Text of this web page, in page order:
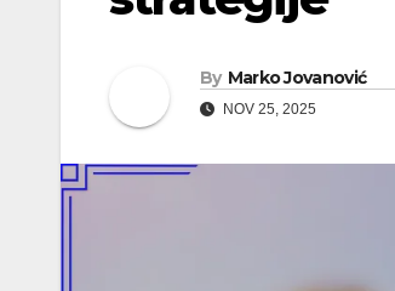
By Marko Jovanović
NOV 25, 2025